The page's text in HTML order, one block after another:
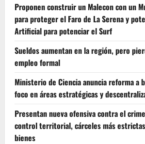
Proponen construir un Malecon con un
para proteger el Faro de La Serena y
Artificial para potenciar el Surf
Sueldos aumentan en la región, pero
empleo formal
Ministerio de Ciencia anuncia reforma a
foco en áreas estratégicas y
Presentan nueva ofensiva contra el
control territorial, cárceles más
bienes